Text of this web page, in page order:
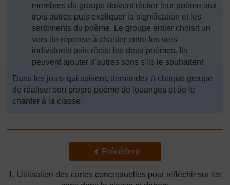
membres du groupe doivent réciter leur poème aux
trois autres puis expliquer la signification et les
sentiments du poème. Le groupe entier choisit un
vers de réponse à chanter entre les vers
individuels puis récite les deux poèmes. Ils
peuvent ajouter d'autres sons s'ils le souhaitent
Dans les jours qui suivent, demandez à chaque groupe
de réaliser son propre poème de louanges et de le
chanter à la classe.
Précédent
Précédent
1. Utilisation des cartes conceptuelles pour réfléchir sur les